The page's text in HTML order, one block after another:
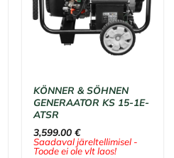
KÖNNER & SÖHNEN
GENERAATOR KS 15-1E-
ATSR
3,599.00€
Saadaval järeltellimisel -
Toode ei ole vlt laos!